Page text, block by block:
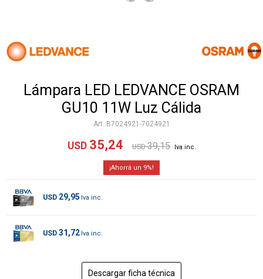
Lámpara LED LEDVANCE OSRAM
GU10 11W Luz Cálida
B7024921-7024921
USD 35,24 USD 39,15
9
USD 29,95
USD 31,72
Descargar ficha técnica